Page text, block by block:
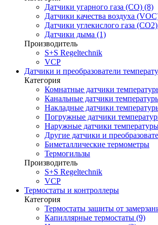
Датчики угарного газа (CO) (8)
Датчики качества воздуха
Датчики углекислого газа
Датчики дыма (1)
Производитель
S+S Regeltechnik
VCP
Датчики и преобразователи
Категория
Комнатные датчики
Канальные датчики
Накладные датчики
Погружные датчики
Наружные датчики
Другие датчики и
Биметаллические термометры
Термогильзы
Производитель
S+S Regeltechnik
VCP
Термостаты и контроллеры
Категория
Термостаты защиты от
Капиллярные термостаты (9)